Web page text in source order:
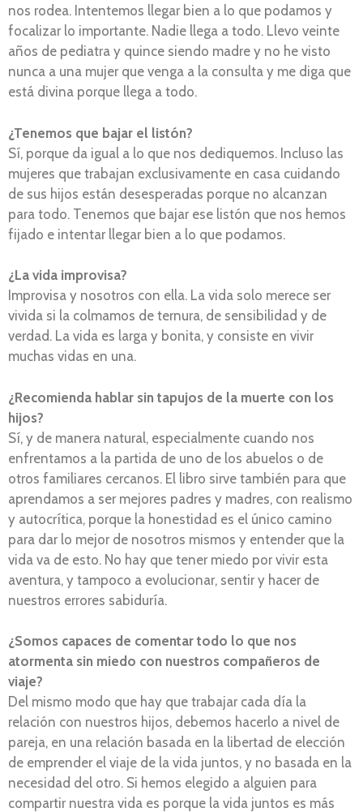
nos rodea. Intentemos llegar bien a lo que podamos y
focalizar lo importante. Nadie llega a todo. Llevo veinte
años de pediatra y quince siendo madre y no he visto
nunca a una mujer que venga a la consulta y me diga que
está divina porque llega a todo.
¿Tenemos que bajar el listón?
Sí, porque da igual a lo que nos dediquemos. Incluso las
mujeres que trabajan exclusivamente en casa cuidando
de sus hijos están desesperadas porque no alcanzan
para todo. Tenemos que bajar ese listón que nos hemos
fijado e intentar llegar bien a lo que podamos.
¿La vida improvisa?
Improvisa y nosotros con ella. La vida solo merece ser
vivida si la colmamos de ternura, de sensibilidad y de
verdad. La vida es larga y bonita, y consiste en vivir
muchas vidas en una.
¿Recomienda hablar sin tapujos de la muerte con los
hijos?
Sí, y de manera natural, especialmente cuando nos
enfrentamos a la partida de uno de los abuelos o de
otros familiares cercanos. El libro sirve también para que
aprendamos a ser mejores padres y madres, con realismo
y autocrítica, porque la honestidad es el único camino
para dar lo mejor de nosotros mismos y entender que la
vida va de esto. No hay que tener miedo por vivir esta
aventura, y tampoco a evolucionar, sentir y hacer de
nuestros errores sabiduría.
¿Somos capaces de comentar todo lo que nos
atormenta sin miedo con nuestros compañeros de
viaje?
Del mismo modo que hay que trabajar cada día la
relación con nuestros hijos, debemos hacerlo a nivel de
pareja, en una relación basada en la libertad de elección
de emprender el viaje de la vida juntos, y no basada en la
necesidad del otro. Si hemos elegido a alguien para
compartir nuestra vida es porque la vida juntos es más